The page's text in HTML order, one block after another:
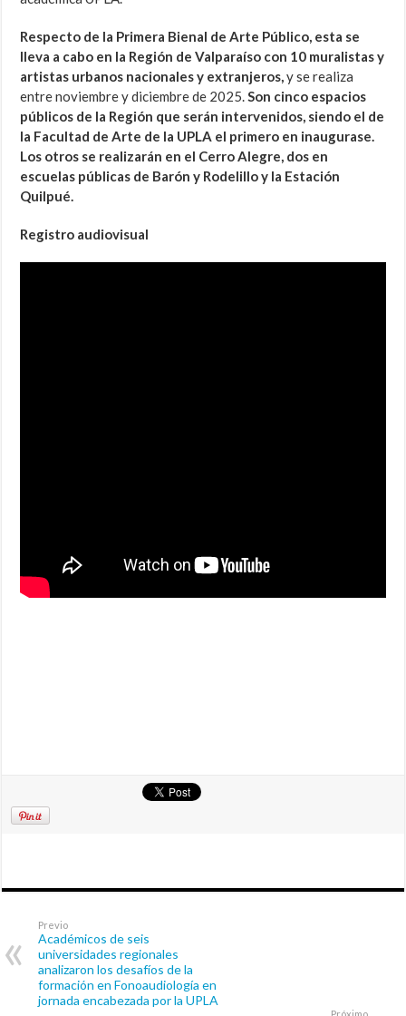
Respecto de la Primera Bienal de Arte Público, esta se
lleva a cabo en la Región de Valparaíso con 10 muralistas y
artistas urbanos nacionales y extranjeros,y se realiza
entre noviembre y diciembre de 2025.Son cinco espacios
públicos de la Región que serán intervenidos, siendo el de
la Facultad de Arte de la UPLA el primero en inaugurase.
Los otros se realizarán en el Cerro Alegre, dos en
escuelas públicas de Barón y Rodelillo y la Estación
Quilpué.
Registro audiovisual
Previo
Académicos de seis
universidades regionales
analizaron los desafíos de la
formación en Fonoaudiología en
jornada encabezada por la UPLA